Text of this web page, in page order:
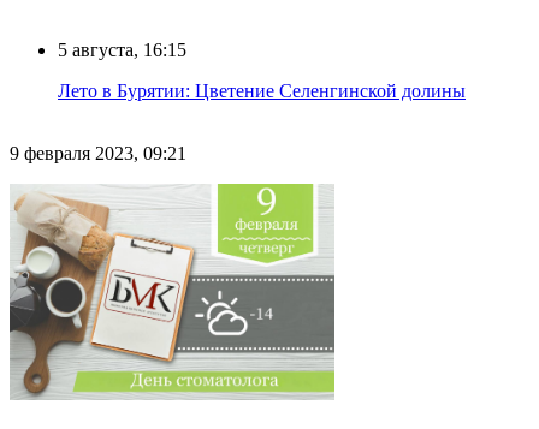
5 августа, 16:15
Лето в Бурятии: Цветение Селенгинской долины
9 февраля 2023, 09:21